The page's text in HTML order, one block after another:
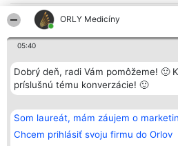
ORLY Medicíny
05:40
Dobrý deň, radi Vám pomôžeme! 🙂
príslušnú tému konverzácie! 🙂
Som laureát, mám záujem o
Chcem prihlásiť svoju firmu do Orlov
Organizátor hodnotenia
Bright Side Solutions sp. z o.
o. sp. k.
ul. Ruska 22
Wrocław 50-079
KRS 0000749100 | Regon
381313360 | NIP 8943132676
+48 508 492 400
Lista
Laureatów
Podmienky
Obchodné
podmienky
ochrany
osobných
údajov